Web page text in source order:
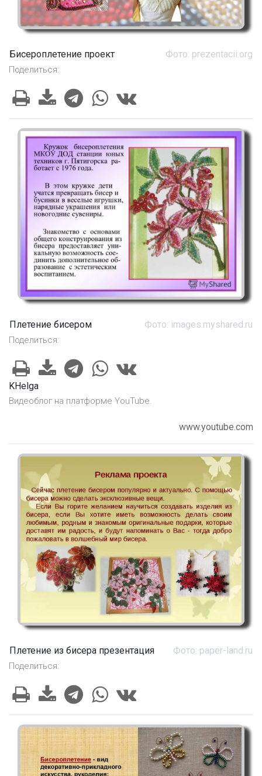
Бисероплетение проект Фото: prezentacii.org
Поделиться:
Плетение бисером Фото: images.myshared.ru
Поделиться:
KHelga
Видеоблог на платформе YouTube.
www.youtube.com
Плетение из бисера презентация Фото: paper-land.ru
Поделиться: